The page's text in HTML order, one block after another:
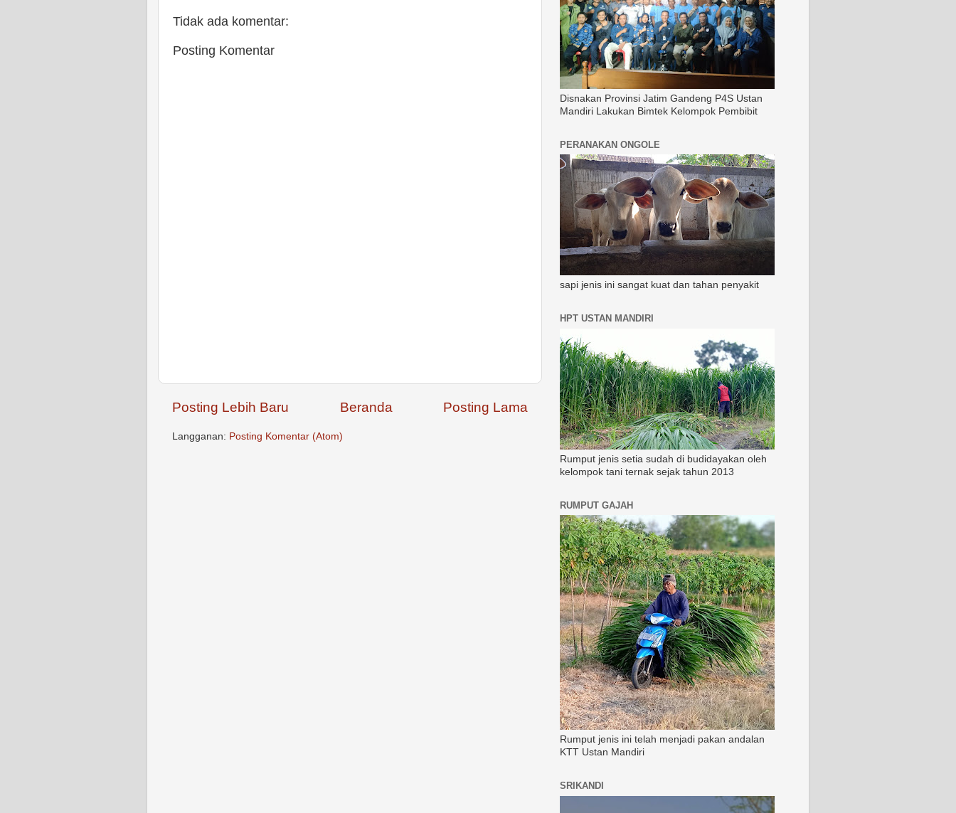
Tidak ada komentar:
Posting Komentar
Posting Lebih Baru Posting Lama
Beranda
Langganan: Posting Komentar (Atom)
Disnakan Provinsi Jatim Gandeng P4S Ustan
Mandiri Lakukan Bimtek Kelompok Pembibit
PERANAKAN ONGOLE
sapi jenis ini sangat kuat dan tahan penyakit
HPT USTAN MANDIRI
Rumput jenis setia sudah di budidayakan oleh
kelompok tani ternak sejak tahun 2013
RUMPUT GAJAH
Rumput jenis ini telah menjadi pakan andalan
KTT Ustan Mandiri
SRIKANDI